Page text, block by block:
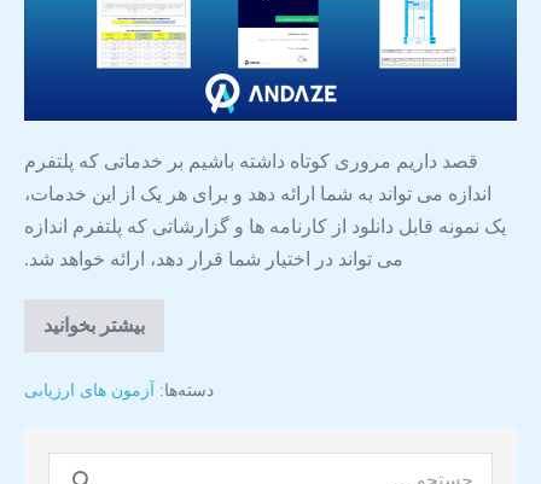
قصد داریم مروری کوتاه داشته باشیم بر خدماتی که پلتفرم
اندازه می تواند به شما ارائه دهد و برای هر یک از این خدمات،
یک نمونه قابل دانلود از کارنامه ها و گزارشاتی که پلتفرم اندازه
می تواند در اختیار شما قرار دهد، ارائه خواهد شد.
بیشتر بخوانید
دسته‌ها: آزمون های ارزیابی